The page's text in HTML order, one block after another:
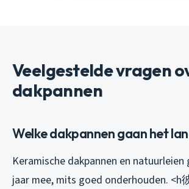
Veelgestelde vragen
dakpannen
Welke dakpannen gaan het
Keramische dakpannen en natuurleien
jaar mee, mits goed onderhouden. <h